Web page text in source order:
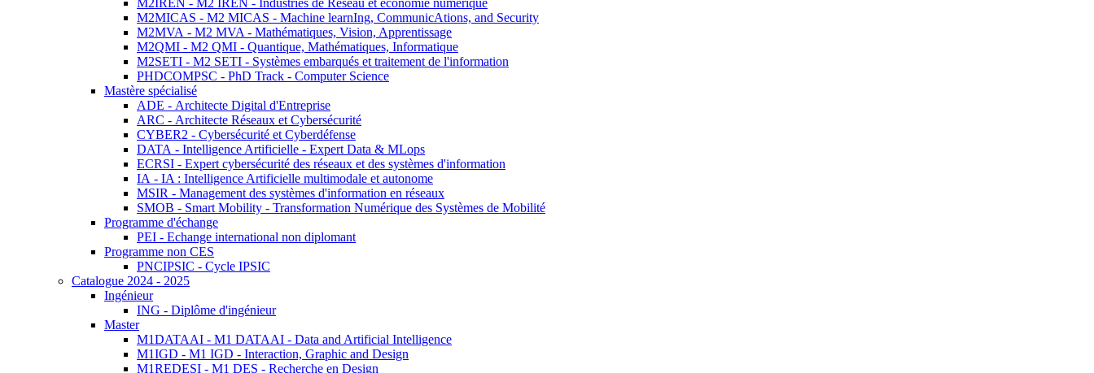
M2IREN - M2 IREN - Industries de Réseau et économie numérique
M2MICAS - M2 MICAS - Machine learnIng, CommunicAtions, and Security
M2MVA - M2 MVA - Mathématiques, Vision, Apprentissage
M2QMI - M2 QMI - Quantique, Mathématiques, Informatique
M2SETI - M2 SETI - Systèmes embarqués et traitement de l'information
PHDCOMPSC - PhD Track - Computer Science
Mastère spécialisé
ADE - Architecte Digital d'Entreprise
ARC - Architecte Réseaux et Cybersécurité
CYBER2 - Cybersécurité et Cyberdéfense
DATA - Intelligence Artificielle - Expert Data & MLops
ECRSI - Expert cybersécurité des réseaux et des systèmes d'information
IA - IA : Intelligence Artificielle multimodale et autonome
MSIR - Management des systèmes d'information en réseaux
SMOB - Smart Mobility - Transformation Numérique des Systèmes de Mobilité
Programme d'échange
PEI - Echange international non diplomant
Programme non CES
PNCIPSIC - Cycle IPSIC
Catalogue 2024 - 2025
Ingénieur
ING - Diplôme d'ingénieur
Master
M1DATAAI - M1 DATAAI - Data and Artificial Intelligence
M1IGD - M1 IGD - Interaction, Graphic and Design
M1REDESI - M1 DES - Recherche en Design